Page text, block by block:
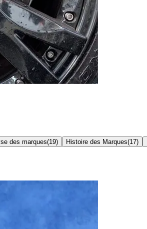
des marques(19) Histoire des Marques(17)